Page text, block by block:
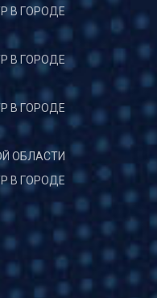
В ГОРОДЕ
В ГОРОДЕ
В ГОРОДЕ
ОБЛАСТИ
В ГОРОДЕ